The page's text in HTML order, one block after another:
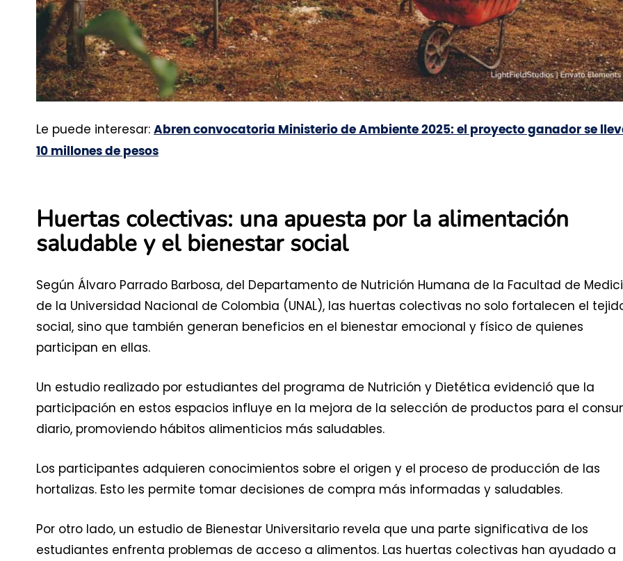
Le puede interesar: Abren convocatoria Ministerio de Ambiente 2025: el proyecto ganador se
10 millones de pesos
Huertas colectivas: una apuesta por la alimentación
saludable y el bienestar social
Según Álvaro Parrado Barbosa, del Departamento de Nutrición Humana de la Facultad de
de la Universidad Nacional de Colombia (UNAL), las huertas colectivas no solo fortalecen el
social, sino que también generan beneficios en el bienestar emocional y físico de quienes
participan en ellas.
Un estudio realizado por estudiantes del programa de Nutrición y Dietética evidenció que la
participación en estos espacios influye en la mejora de la selección de productos para el
diario, promoviendo hábitos alimenticios más saludables.
Los participantes adquieren conocimientos sobre el origen y el proceso de producción de las
hortalizas. Esto les permite tomar decisiones de compra más informadas y saludables.
Por otro lado, un estudio de Bienestar Universitario revela que una parte significativa de los
estudiantes enfrenta problemas de acceso a alimentos. Las huertas colectivas han ayudado a